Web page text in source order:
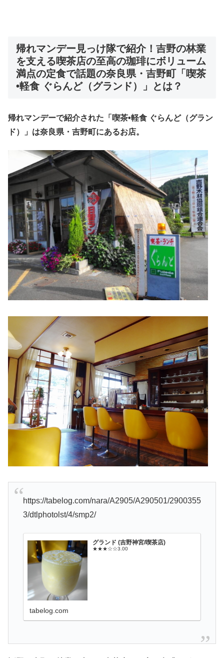
帰れマンデー 見っけ隊で紹介！ 吉野の林業
を支える喫茶店の至高の珈琲にボリューム
満点の定食で話題の奈良県・吉野町「喫茶
•軽食 ぐらんど（グランド）」
とは？
帰れマンデーで紹介された「喫茶•軽食 ぐらんど（グラン
ド）」は奈良県・吉野町にあるお店。
https://tabelog.com/nara/A2905/A290501/2900355
3/dtlphotolst/4/smp2/
グランド (吉野神宮/喫茶店)
★★★☆☆3.00
tabelog.com